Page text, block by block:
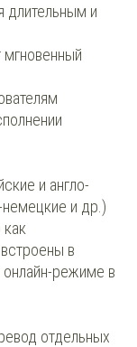
длительным и
и англо-
и др.)
в
режиме в
отдельных